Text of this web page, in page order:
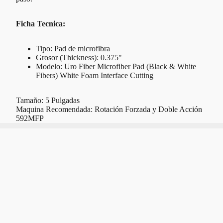
Ficha Tecnica:
Tipo: Pad de microfibra
Grosor (Thickness): 0.375"
Modelo: Uro Fiber Microfiber Pad (Black & White
Fibers) White Foam Interface Cutting
Tamaño: 5 Pulgadas
Maquina Recomendada: Rotación Forzada y Doble Acción
592MFP